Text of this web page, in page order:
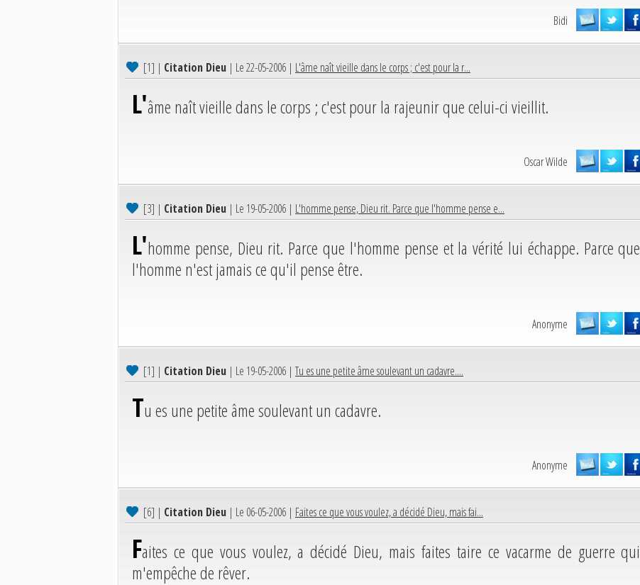
Bidi
[1] | Citation Dieu | Le 22-05-2006 | L'âme naît vieille dans le corps ; c'est pour la r...
L'âme naît vieille dans le corps ; c'est pour la rajeunir que celui-ci vieillit.
Oscar Wilde
[3] | Citation Dieu | Le 19-05-2006 | L'homme pense, Dieu rit. Parce que l'homme pense e...
L'homme pense, Dieu rit. Parce que l'homme pense et la vérité lui échappe. Parce que
l'homme n'est jamais ce qu'il pense être.
Anonyme
[1] | Citation Dieu | Le 19-05-2006 |Tu es une petite âme soulevant un cadavre....
Tu es une petite âme soulevant un cadavre.
Anonyme
[6] | Citation Dieu | Le 06-05-2006 | Faites ce que vous voulez, a décidé Dieu, mais fai...
Faites ce que vous voulez, a décidé Dieu, mais faites taire ce vacarme de guerre qui
m'empêche de rêver.